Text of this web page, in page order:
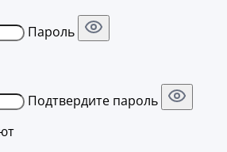
Пароль
Подтвердите пароль